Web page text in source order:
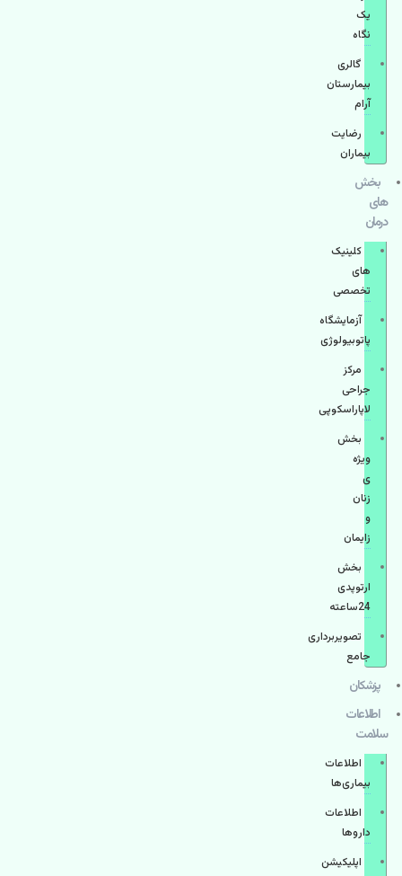
یک
نگاه
گالری
بیمارستان
آرام
رضایت
بیماران
بخش
های
درمان
کلینیک
های
تخصصی
آزمایشگاه
پاتوبیولوژی
مرکز
جراحی
لاپاراسکوپی
بخش
ویژه
ی
زنان
و
زایمان
بخش
ارتوپدی
24ساعته
تصویربرداری
جامع
پزشكان
اطلاعات
سلامت
اطلاعات
بیماری‌ها
اطلاعات
دارو‌ها
اپليكيشن